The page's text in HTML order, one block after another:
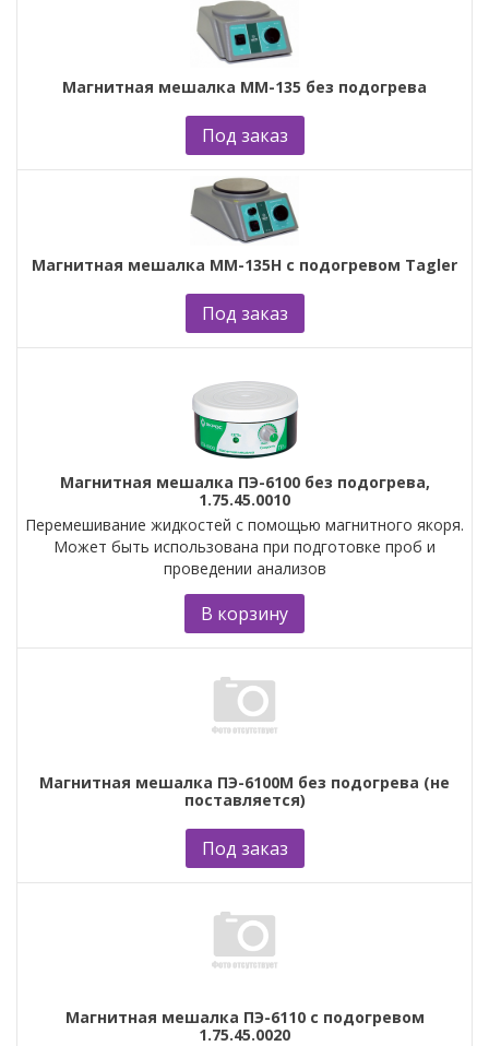
Магнитная мешалка ММ-135 без подогрева
Под заказ
Магнитная мешалка ММ-135Н с подогревом Tagler
Под заказ
Магнитная мешалка ПЭ-6100 без подогрева,
1.75.45.0010
Перемешивание жидкостей с помощью магнитного якоря.
Может быть использована при подготовке проб и
проведении анализов
В корзину
Магнитная мешалка ПЭ-6100М без подогрева (не
поставляется)
Под заказ
Магнитная мешалка ПЭ-6110 с подогревом
1.75.45.0020